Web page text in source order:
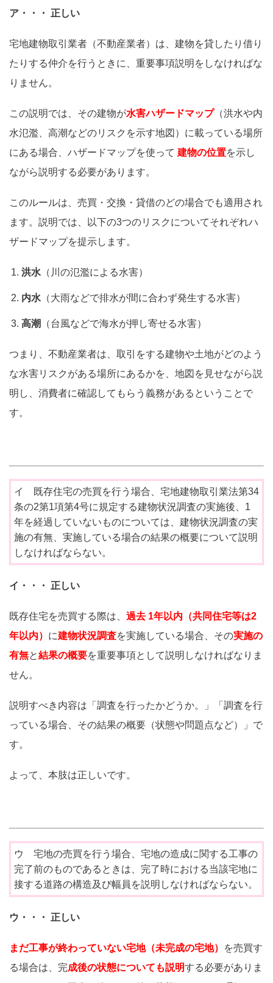
ア・・・ 正しい
宅地建物取引業者（不動産業者）は、建物を貸したり借り
たりする仲介を行うときに、重要事項説明をしなければな
りません。
この説明では、その建物が水害ハザードマップ（洪水や内
水氾濫、高潮などのリスクを示す地図）に載っている場所
にある場合、ハザードマップを使って 建物の位置を示し
ながら説明する必要があります。
このルールは、売買・交換・貸借のどの場合でも適用され
ます。説明では、以下の3つのリスクについてそれぞれハ
ザードマップを提示します。
洪水 （川の氾濫による水害）
内水 （大雨などで排水が間に合わず発生する水害）
高潮 （台風などで海水が押し寄せる水害）
つまり、不動産業者は、取引をする建物や土地がどのよう
な水害リスクがある場所にあるかを、地図を見せながら説
明し、消費者に確認してもらう義務があるということで
す。
イ 既存住宅の売買を行う場合、宅地建物取引業法第34
条の2第1項第4号に規定する建物状況調査の実施後、1
年を経過していないものについては、建物状況調査の実
施の有無、実施している場合の結果の概要について説明
しなければならない。
イ・・・ 正しい
既存住宅を売買する際は、 過去 1年以内（共同住宅等は2
年以内） に建物状況調査を実施している場合、その実施の
有無と結果の概要を重要事項として説明しなければなりま
せん。
説明すべき内容は「調査を行ったかどうか。」「調査を行
っている場合、その結果の概要（状態や問題点など）」で
す。
よって、本肢は正しいです。
ウ 宅地の売買を行う場合、宅地の造成に関する工事の
完了前のものであるときは、完了時における当該宅地に
接する道路の構造及び幅員を説明しなければならない。
ウ・・・ 正しい
まだ工事が終わっていない宅地（未完成の宅地）
を売買す
る場合は、完成後の状態についても説明する必要がありま